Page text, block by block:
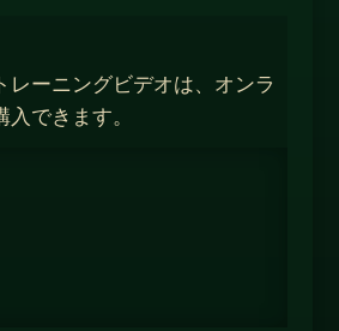
レーニングビデオは、オンラ
できます。